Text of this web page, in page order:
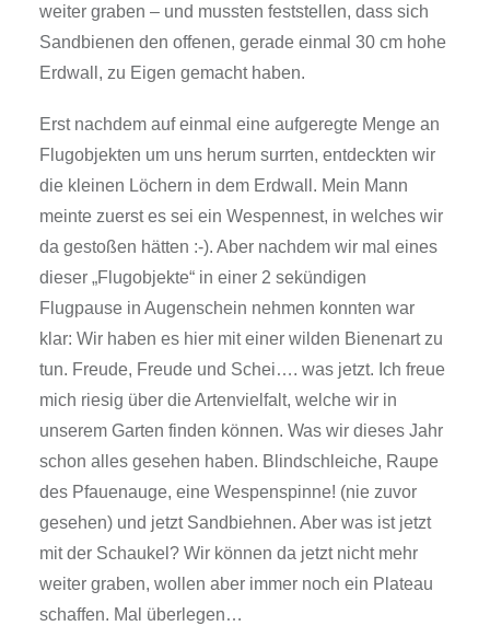
weiter graben – und mussten feststellen, dass sich
Sandbienen den offenen, gerade einmal 30 cm hohe
Erdwall, zu Eigen gemacht haben.
Erst nachdem auf einmal eine aufgeregte Menge an
Flugobjekten um uns herum surrten, entdeckten wir
die kleinen Löchern in dem Erdwall. Mein Mann
meinte zuerst es sei ein Wespennest, in welches wir
da gestoßen hätten :-). Aber nachdem wir mal eines
dieser „Flugobjekte“ in einer 2 sekündigen
Flugpause in Augenschein nehmen konnten war
klar: Wir haben es hier mit einer wilden Bienenart zu
tun. Freude, Freude und Schei…. was jetzt. Ich freue
mich riesig über die Artenvielfalt, welche wir in
unserem Garten finden können. Was wir dieses Jahr
schon alles gesehen haben. Blindschleiche, Raupe
des Pfauenauge, eine Wespenspinne! (nie zuvor
gesehen) und jetzt Sandbiehnen. Aber was ist jetzt
mit der Schaukel? Wir können da jetzt nicht mehr
weiter graben, wollen aber immer noch ein Plateau
schaffen. Mal überlegen…